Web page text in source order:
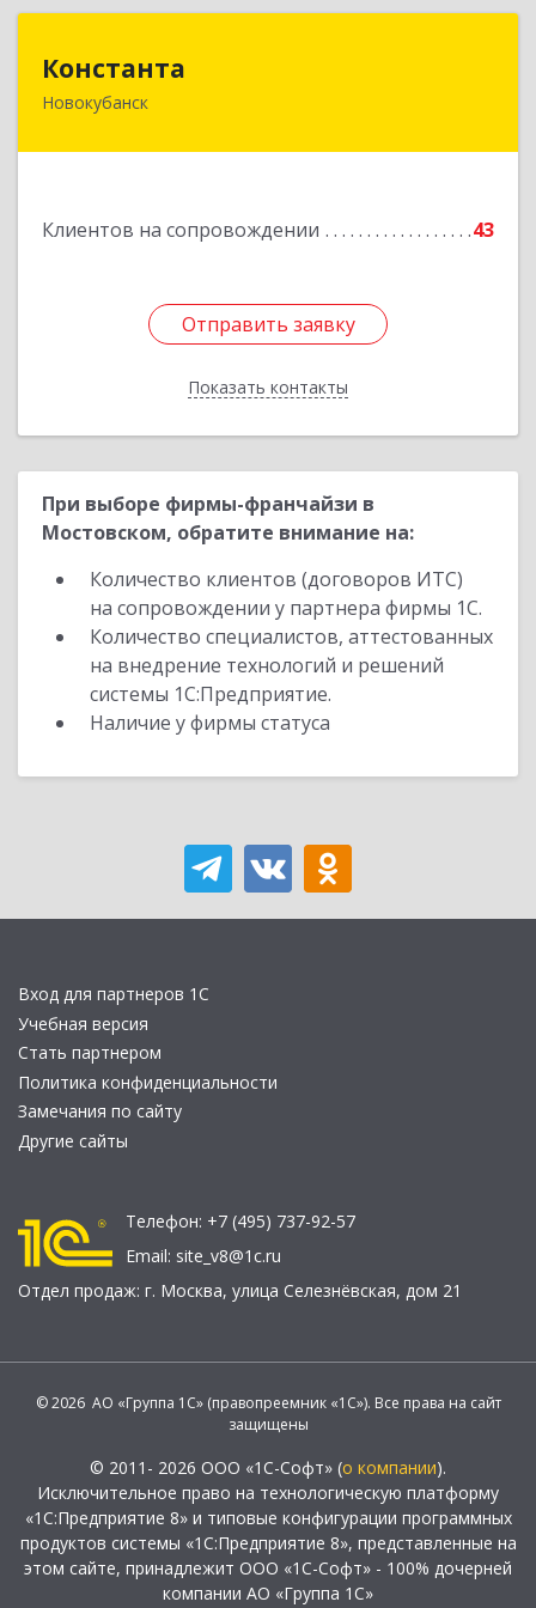
Константа
Новокубанск
Клиентов на сопровождении 43
Отправить заявку
Показать контакты
352240, Краснодарский край, Новокубанск г,
Отправить заявку
Назад
При выборе фирмы-франчайзи в
Мостовском, обратите внимание на:
Количество клиентов (договоров ИТС)
на сопровождении у партнера фирмы 1С.
Количество специалистов, аттестованных
на внедрение технологий и решений
системы 1С:Предприятие.
Наличие у фирмы статуса
Вход для партнеров 1С
Учебная версия
Стать партнером
Политика конфиденциальности
Замечания по сайту
Другие сайты
Телефон: +7 (495) 737-92-57
Email: site_v8@1c.ru
Отдел продаж: г. Москва, улица Селезнёвская, дом 21
© 2026 АО «Группа 1С» (правопреемник «1С»). Все права на сайт
защищены
© 2011- 2026 ООО «1С-Софт» (о компании).
Исключительное право на технологическую платформу
«1С:Предприятие 8» и типовые конфигурации программных
продуктов системы «1С:Предприятие 8», представленные на
этом сайте, принадлежит ООО «1С-Софт» - 100% дочерней
компании АО «Группа 1С»